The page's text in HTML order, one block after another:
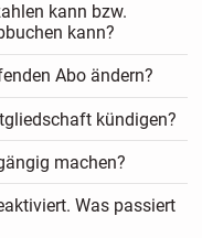
kann bzw.
kann?
Abo ändern?
kündigen?
machen?
Was passiert